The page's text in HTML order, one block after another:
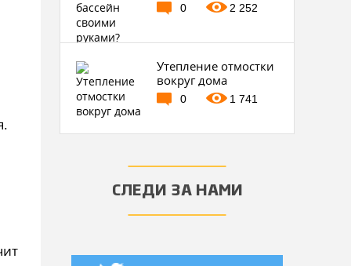
0 2 252
Утепление отмостки
вокруг дома
0 1 741
СЛЕДИ ЗА НАМИ